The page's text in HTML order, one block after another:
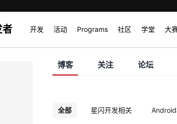
者 开发 活动 Programs 社区 学堂 大
博客 关注 论坛
全部 星闪开发相关